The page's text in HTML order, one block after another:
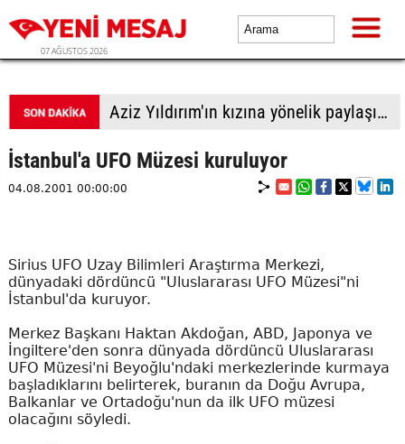
07 AĞUSTOS 2026
Aziz Yıldırım'ın kızına yönelik paylaşımlar yapan kişiye ev hapsi
İstanbul'a UFO Müzesi kuruluyor
04.08.2001 00:00:00
Sirius UFO Uzay Bilimleri Araştırma Merkezi,
dünyadaki dördüncü "Uluslararası UFO Müzesi"ni
İstanbul'da kuruyor.
Merkez Başkanı Haktan Akdoğan, ABD, Japonya ve
İngiltere'den sonra dünyada dördüncü Uluslararası
UFO Müzesi'ni Beyoğlu'ndaki merkezlerinde kurmaya
başladıklarını belirterek, buranın da Doğu Avrupa,
Balkanlar ve Ortadoğu'nun da ilk UFO müzesi
olacağını söyledi.